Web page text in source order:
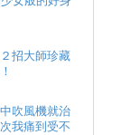
招大師珍藏
吹風機就治
我痛到受不